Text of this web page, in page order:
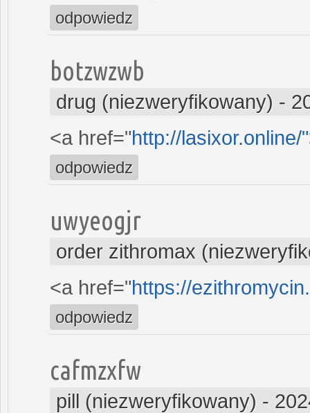
odpowiedz
botzwzwb
drug (niezweryfikowany) -
<a href="http://lasixor.online/
odpowiedz
uwyeogjr
order zithromax
<a href="https://
odpowiedz
cafmzxfw
pill (niezweryfikowany) -